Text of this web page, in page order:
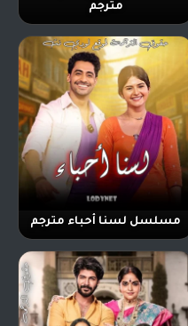
مترجم
مسلسل لسنا أحباء مترجم